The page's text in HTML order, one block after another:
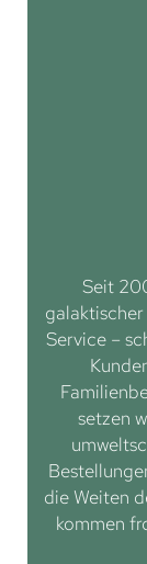
Seit
Service –
setzen
die Weiten
kommen